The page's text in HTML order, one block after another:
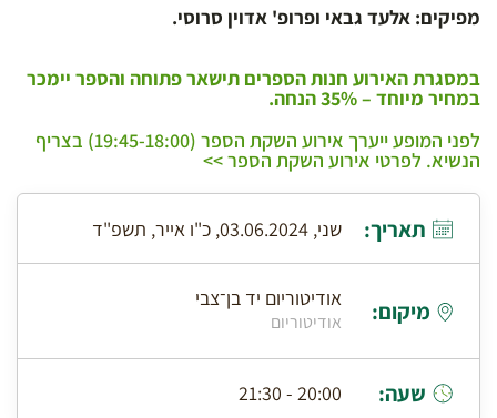
מפיקים: אלעד גבאי ופרופ' אדוין סרוסי.
במסגרת האירוע חנות הספרים תישאר פתוחה והספר יימכר
במחיר מיוחד – 35% הנחה.
לפני המופע ייערך אירוע השקת הספר (19:45-18:00) בצריף
הנשיא. לפרטי אירוע השקת הספר >>
תאריך: שני, 03.06.2024, כ"ו אייר, תשפ"ד
מיקום: אודיטוריום יד בן־צבי
אודיטוריום
שעה: 20:00 - 21:30